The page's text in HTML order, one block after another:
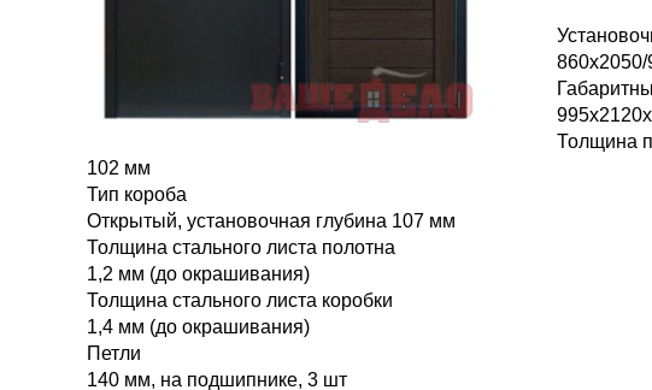
Толщина
102 мм
Тип короба
Открытый, установочная глубина 107 мм
Толщина стального листа полотна
1,2 мм (до окрашивания)
Толщина стального листа коробки
1,4 мм (до окрашивания)
Петли
140 мм, на подшипнике, 3 шт